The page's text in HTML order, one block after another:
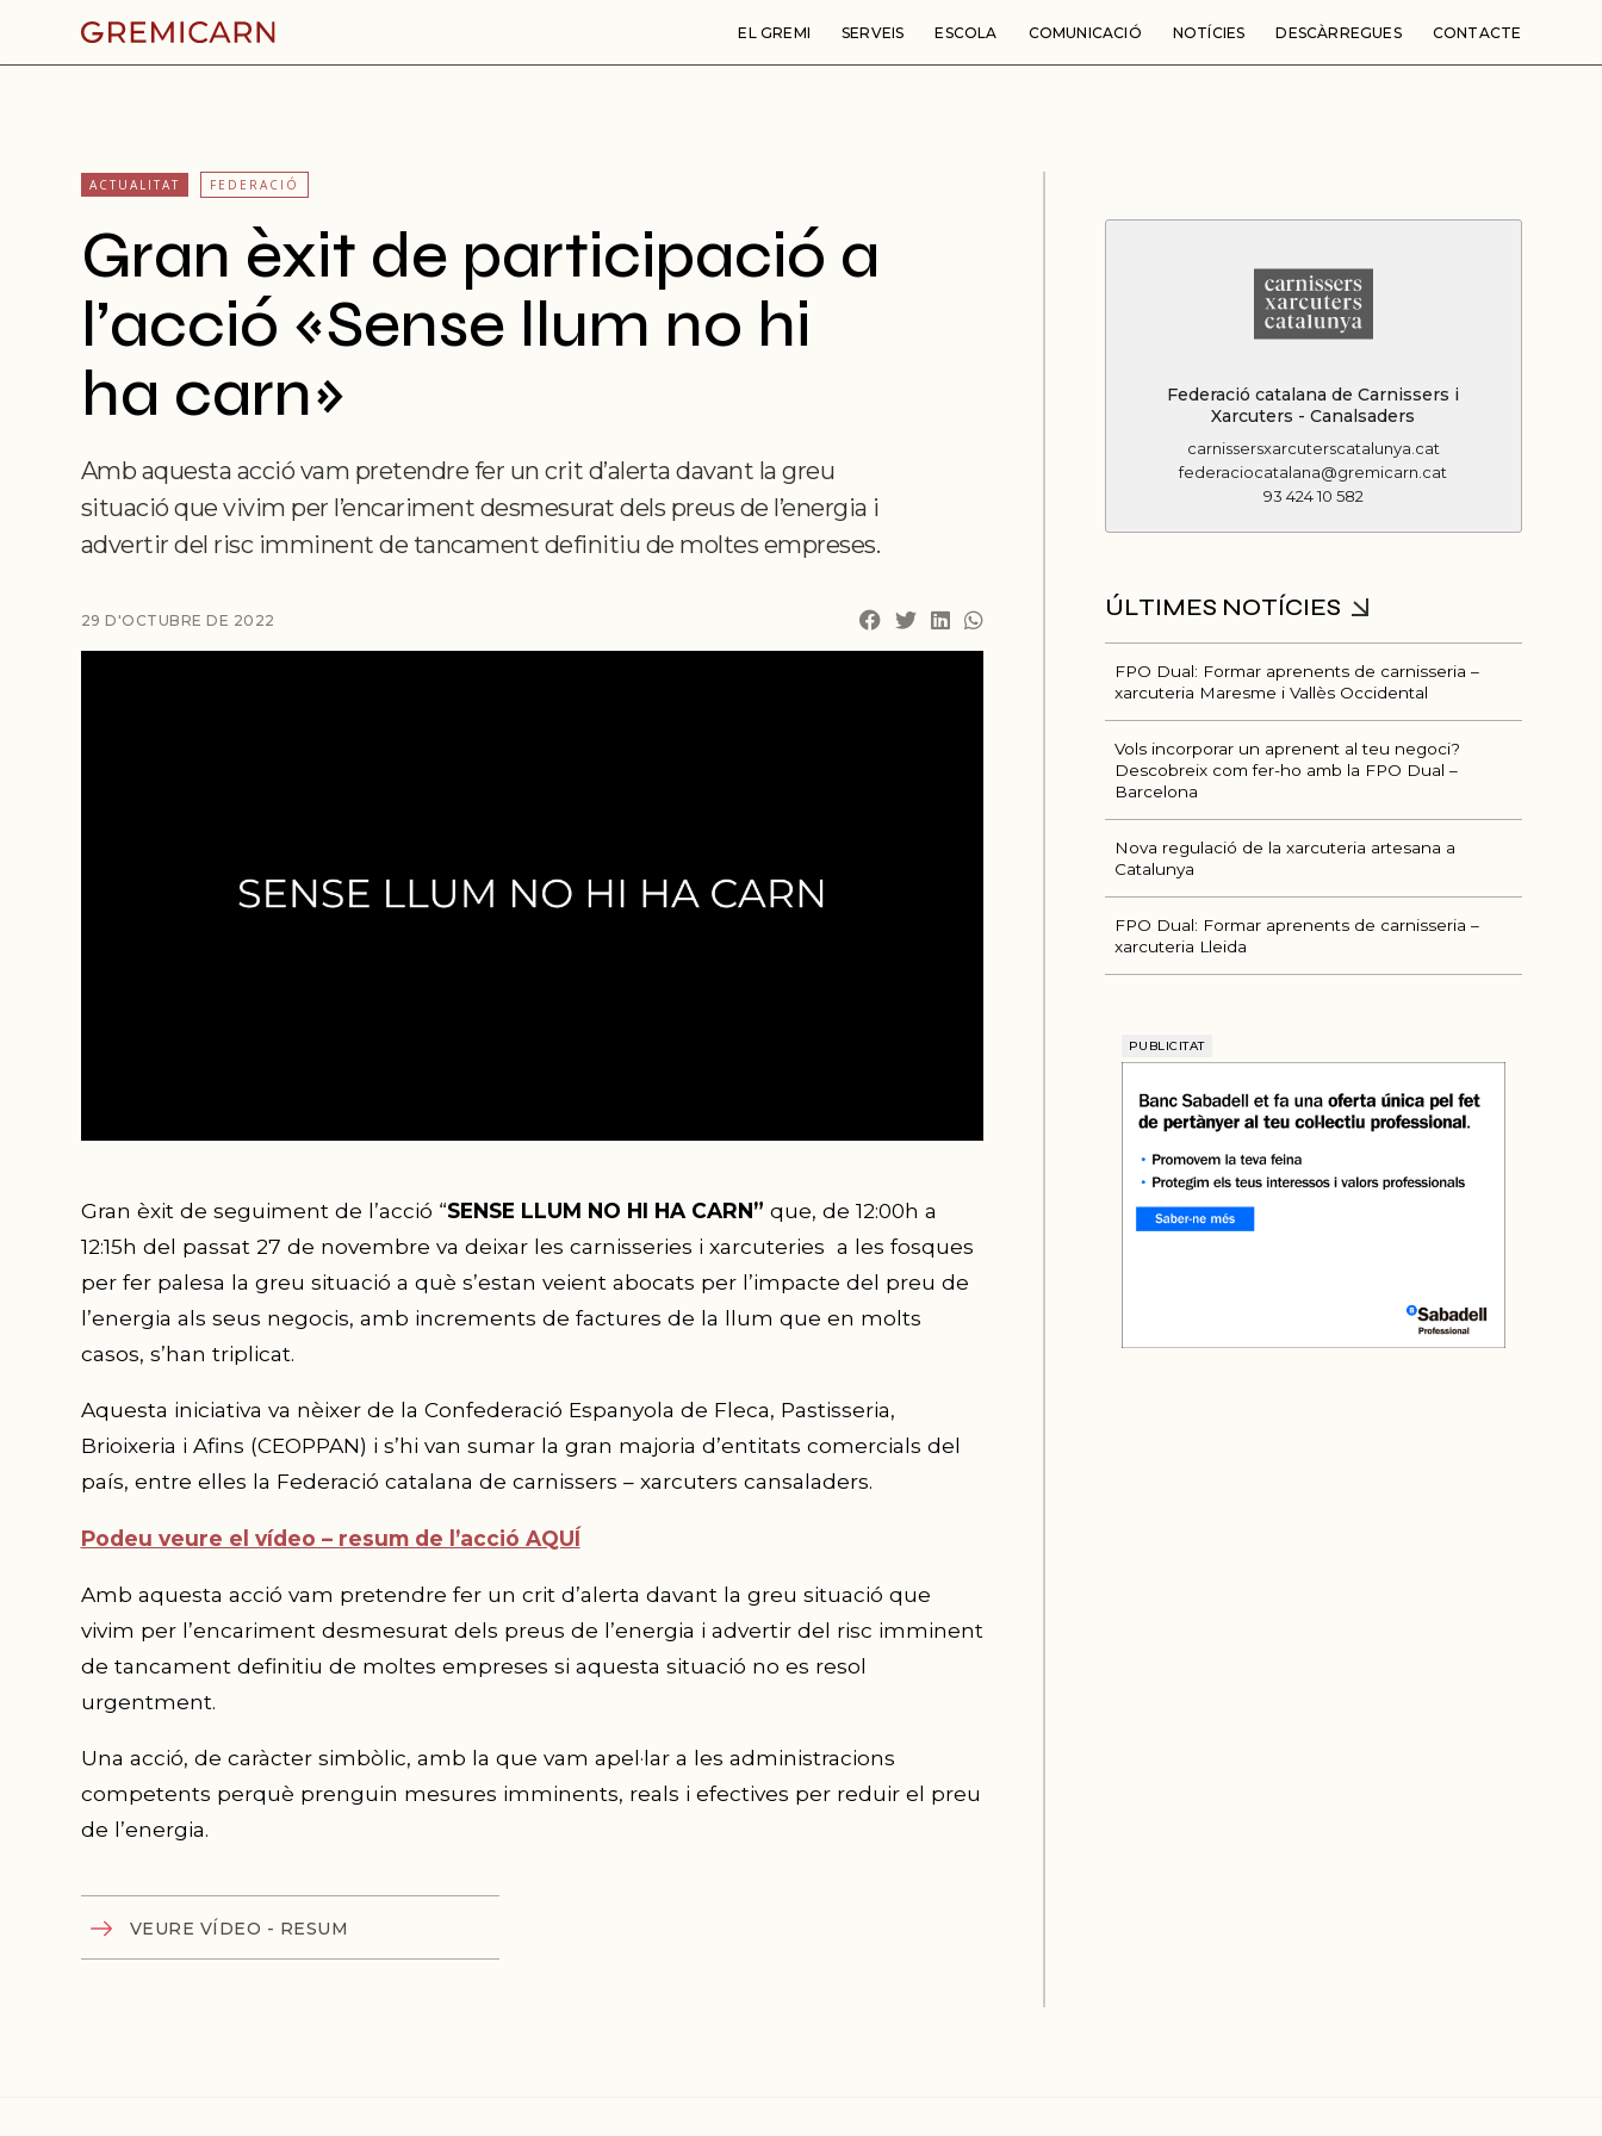
EL GREMI SERVEIS ESCOLA COMUNICACIÓ NOTÍCIES DESCÀRREGUES CONTACTE
ACTUALITAT FEDERACIÓ
Gran èxit de participació a
l’acció «Sense llum no hi
ha carn»
Amb aquesta acció vam pretendre fer un crit d’alerta davant la greu
situació que vivim per l’encariment desmesurat dels preus de l’energia i
advertir del risc imminent de tancament definitiu de moltes empreses.
29 D'OCTUBRE DE 2022
Gran èxit de seguiment de l’acció “SENSE LLUM NO HI HA CARN” que, de 12:00h a
12:15h del passat 27 de novembre va deixar les carnisseries i xarcuteries a les fosques
per fer palesa la greu situació a què s’estan veient abocats per l’impacte del preu de
l’energia als seus negocis, amb increments de factures de la llum que en molts
casos, s’han triplicat.
Aquesta iniciativa va nèixer de la Confederació Espanyola de Fleca, Pastisseria,
Brioixeria i Afins (CEOPPAN) i s’hi van sumar la gran majoria d’entitats comercials del
país, entre elles la Federació catalana de carnissers – xarcuters cansaladers.
Podeu veure el vídeo – resum de l’acció AQUÍ
Amb aquesta acció vam pretendre fer un crit d’alerta davant la greu situació que
vivim per l’encariment desmesurat dels preus de l’energia i advertir del risc imminent
de tancament definitiu de moltes empreses si aquesta situació no es resol
urgentment.
Una acció, de caràcter simbòlic, amb la que vam apel·lar a les administracions
competents perquè prenguin mesures imminents, reals i efectives per reduir el preu
de l’energia.
VEURE VÍDEO - RESUM
Federació catalana de Carnissers i
Xarcuters - Canalsaders
carnissersxarcuterscatalunya.cat
federaciocatalana@gremicarn.cat
93 424 10 582
FPO Dual: Formar aprenents de carnisseria –
xarcuteria Maresme i Vallès Occidental
Vols incorporar un aprenent al teu negoci?
Descobreix com fer-ho amb la FPO Dual –
Barcelona
Nova regulació de la xarcuteria artesana a
Catalunya
FPO Dual: Formar aprenents de carnisseria –
xarcuteria Lleida
PUBLICITAT